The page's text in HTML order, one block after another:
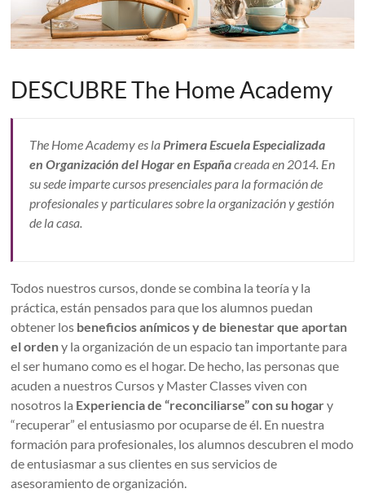
DESCUBRE The Home Academy
The Home Academy es laPrimera Escuela Especializada
en Organización del Hogar en Españacreada en 2014. En
su sede imparte cursos presenciales para la formación de
profesionales y particulares sobre la organización y gestión
de la casa.
Todos nuestros cursos, donde se combina la teoría y la
práctica, están pensados para que los alumnos puedan
obtener los beneficios anímicos y de bienestar que aportan
el ordeny la organización de un espacio tan importante para
el ser humano como es el hogar. De hecho, las personas que
acuden a nuestros Cursos y Master Classes viven con
nosotros la Experiencia de “reconciliarse” con su hogary
“recuperar” el entusiasmo por ocuparse de él. En nuestra
formación para profesionales, los alumnos descubren el modo
de entusiasmar a sus clientes en sus servicios de
asesoramiento de organización.